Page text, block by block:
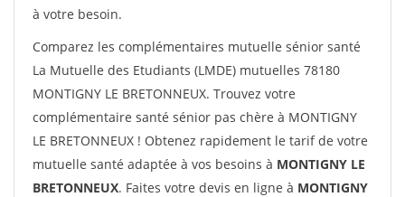
à votre besoin.
Comparez les complémentaires mutuelle sénior santé
La Mutuelle des Etudiants (LMDE) mutuelles 78180
MONTIGNY LE BRETONNEUX. Trouvez votre
complémentaire santé sénior pas chère à MONTIGNY
LE BRETONNEUX ! Obtenez rapidement le tarif de votre
mutuelle santé adaptée à vos besoins à MONTIGNY LE
BRETONNEUX. Faites votre devis en ligne à MONTIGNY